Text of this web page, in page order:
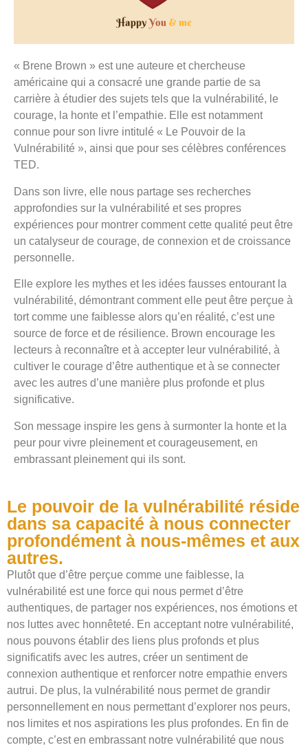
« Brene Brown » est une auteure et chercheuse
américaine qui a consacré une grande partie de sa
carrière à étudier des sujets tels que la vulnérabilité, le
courage, la honte et l’empathie. Elle est notamment
connue pour son livre intitulé « Le Pouvoir de la
Vulnérabilité », ainsi que pour ses célèbres conférences
TED.
Dans son livre, elle nous partage ses recherches
approfondies sur la vulnérabilité et ses propres
expériences pour montrer comment cette qualité peut être
un catalyseur de courage, de connexion et de croissance
personnelle.
Elle explore les mythes et les idées fausses entourant la
vulnérabilité, démontrant comment elle peut être perçue à
tort comme une faiblesse alors qu’en réalité, c’est une
source de force et de résilience. Brown encourage les
lecteurs à reconnaître et à accepter leur vulnérabilité, à
cultiver le courage d’être authentique et à se connecter
avec les autres d’une manière plus profonde et plus
significative.
Son message inspire les gens à surmonter la honte et la
peur pour vivre pleinement et courageusement, en
embrassant pleinement qui ils sont.
Le pouvoir de la vulnérabilité réside
dans sa capacité à nous connecter
profondément à nous-mêmes et aux
autres.
Plutôt que d’être perçue comme une faiblesse, la
vulnérabilité est une force qui nous permet d’être
authentiques, de partager nos expériences, nos émotions et
nos luttes avec honnêteté. En acceptant notre vulnérabilité,
nous pouvons établir des liens plus profonds et plus
significatifs avec les autres, créer un sentiment de
connexion authentique et renforcer notre empathie envers
autrui. De plus, la vulnérabilité nous permet de grandir
personnellement en nous permettant d’explorer nos peurs,
nos limites et nos aspirations les plus profondes. En fin de
compte, c’est en embrassant notre vulnérabilité que nous